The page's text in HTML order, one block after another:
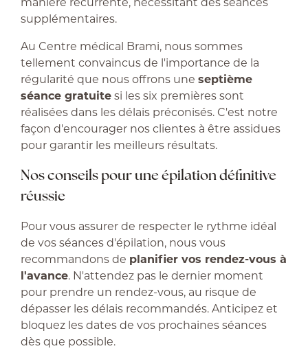
supplémentaires.
Au Centre médical Brami, nous sommes
tellement convaincus de l'importance de la
régularité que nous offrons une septième
séance gratuitesi les six premières sont
réalisées dans les délais préconisés. C'est notre
façon d'encourager nos clientes à être assidues
pour garantir les meilleurs résultats.
Nos conseils pour une épilation définitive
réussie
Pour vous assurer de respecter le rythme idéal
de vos séances d'épilation, nous vous
recommandons de planifier vos rendez-vous à
l'avance. N'attendez pas le dernier moment
pour prendre un rendez-vous, au risque de
dépasser les délais recommandés. Anticipez et
bloquez les dates de vos prochaines séances
dès que possible.